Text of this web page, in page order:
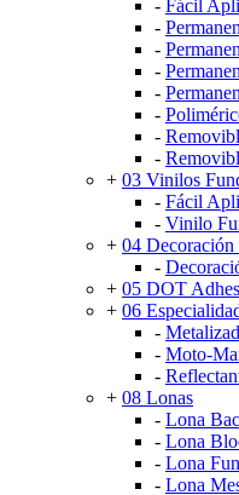
- Fácil
-
-
-
-
-
-
-
+ 03 Vinilos
- Fácil
- Vinilo
+ 04
-
+ 05 DOT
+ 06
-
- Moto-
-
+ 08 Lonas
- Lona
- Lona
- Lona
- Lona